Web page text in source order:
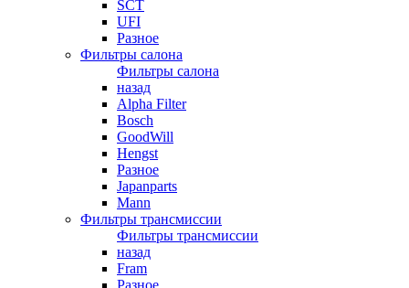
SCT
UFI
Разное
Фильтры салона
Фильтры салона
назад
Alpha Filter
Bosch
GoodWill
Hengst
Разное
Japanparts
Mann
Фильтры трансмиссии
Фильтры трансмиссии
назад
Fram
Разное